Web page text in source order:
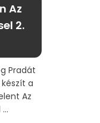
Az
2.
Pradát
a
Az